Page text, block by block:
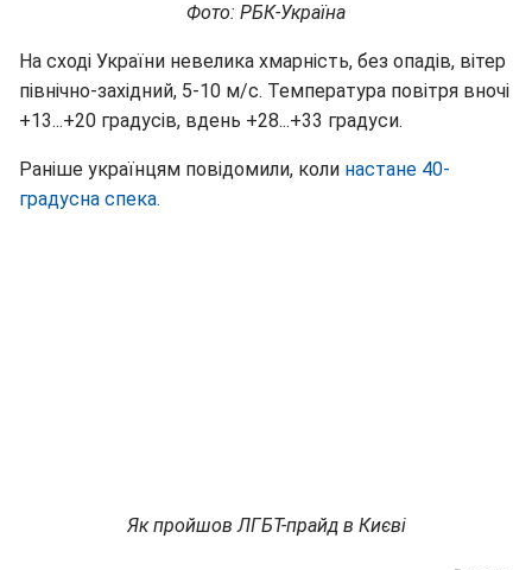
Фото: РБК-Україна
На сході України невелика хмарність, без опадів, вітер
північно-західний, 5-10 м/с. Температура повітря вночі
+13...+20 градусів, вдень +28...+33 градуси.
Раніше українцям повідомили, коли настане 40-
градусна спека.
Як пройшов ЛГБТ-прайд в Києві